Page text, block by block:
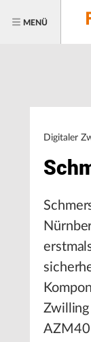
MENÜ
Digitaler
AZM40